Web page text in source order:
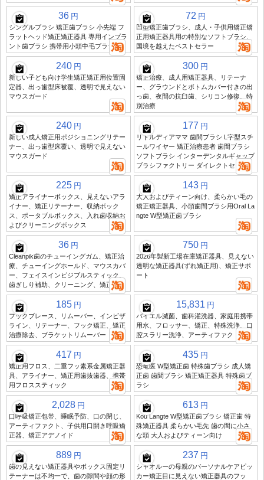
36 円
シングルブラシ 矯正歯ブラシ 小先端 フ
ラットヘッド矯正矯正器具 専用インプラ
ント歯ブラシ 携帯用小頭中毛ブラシ
72 円
凹型矯正歯ブラシ、成人・子供用矯正矯
正用矯正器具用の特別なソフトブラシ、
国境を越えたベストセラー
240 円
新しい子ども向け学生矯正矯正用位置固
定器、出っ歯型床被覆、透明で見えない
マウスガード
300 円
矯正治療、成人用矯正器具、リテーナ
ー、グラウンドとボトムカバー付きの出
っ歯、夜間の抗臼歯、シリコン修復、特
別治療
240 円
新しい成人矯正用ポジショニングリテー
ナー、出っ歯型床覆い、透明で見えない
マウスガード
177 円
リトルディアママ 歯間ブラシ L字型スチ
ールワイヤー 矯正治療患者 歯間ブラシ
ソフトブラシ インターデンタルギャップ
ブラシファクトリー ダイレクトセール
225 円
矯正アライナーボックス、見えないアラ
イナー、矯正リテーナー、収納ボック
ス、ポータブルボックス、入れ歯収納お
よびクリーニングボックス
143 円
大人およびティーン向け、柔らかい毛の
矯正矯正器具、小頭歯間ブラシ用Oral La
ngte W型矯正歯ブラシ
36 円
Cleanpik歯のチューイングガム、矯正治
療、チューイングホールド、マウスカバ
ー、フェイスインビジブルスティック、
歯ぎしり補助、クリーニング、矯正治療
750 円
2026年製新工場在庫矯正器具、見えない
透明な矯正器具(ずれ矯正用)、矯正サポ
ート
185 円
フックブレース、リムーバー、インビザ
ライン、リテーナー、フック矯正、矯正
治療除去、ブラケットリムーバー
15,831 円
バイエル滅菌、歯科灌洗器、家庭用携帯
用水、フロッサー、矯正、特殊洗浄、口
腔スラリー洗浄、アーティファクト
417 円
矯正用フロス、二重フッ素系金属矯正器
具、アライナー、矯正用歯抜歯器、携帯
用フロススティック
435 円
恐竜医 W型矯正歯 特殊歯ブラシ 成人矯
正歯 歯間ブラシ 矯正矯正器具 特殊歯ブ
ラシ
2,028 円
口呼吸矯正包帯、睡眠予防、口の閉じ、
アーティファクト、子供用口開き呼吸矯
正器、矯正アデノイド
613 円
Kou Langte W型矯正歯ブラシ 矯正歯 特
殊矯正器具 柔らかい毛先 歯の間に小さ
な頭 大人およびティーン向け
889 円
歯の見えない矯正器具やボックス固定リ
テーナーは不均一で、歯の隙間や顔の形
237 円
シャオルーの母親のパーソナルケアピッ
カー矯正目に見えない矯正器具のフッ